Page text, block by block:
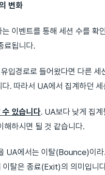
변화
이벤트를 통해 세션 수를 확
료됩니다.
입경로로 들어왔다면 다른
. 따라서 UA에서 집계하던
있습니다. UA보다 낮게 집
해하시면 될 것 같습니다.
UA에서는 이탈(Bounce)이
탈은 종료(Exit)의 의미입니